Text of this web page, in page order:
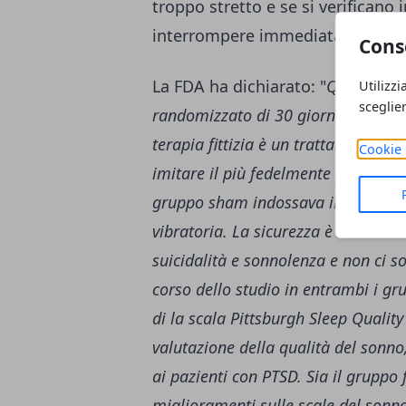
Cookie
troppo stretto e se si verificano
interrompere immediatamente
La FDA ha dichiarato: "Questo
randomizzato di 30 giorni,
terapia fittizia è un trattamento o
imitare il più fedelmente
gruppo sham indossava il
vibratoria. La sicurezza è stata
suicidalità e sonnolenza e non ci
corso dello studio in entrambi i
di la scala Pittsburgh Sleep
valutazione della qualità del
ai pazienti con PTSD. Sia il